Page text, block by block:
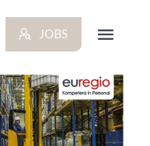
JOBS